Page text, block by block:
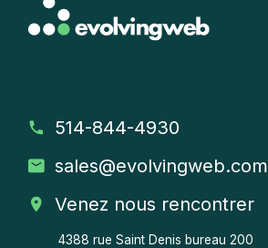
514-844-4930
sales@evolvingweb.com
Venez nous rencontrer
4388 rue Saint Denis bureau 200